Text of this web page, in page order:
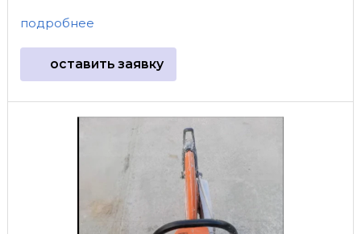
подробнее
оставить заявку